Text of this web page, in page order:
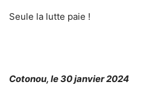
Seule la lutte paie !
Cotonou, le 30 janvier 2024